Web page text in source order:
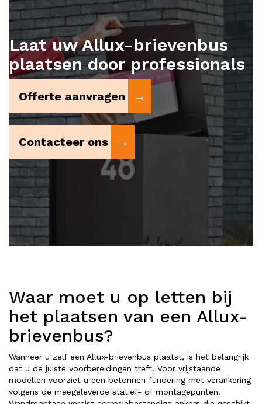
Laat uw Allux-brievenbus
plaatsen door professionals
Offerte aanvragen
Contacteer ons
Waar moet u op letten bij
het plaatsen van een Allux-
brievenbus?
Wanneer u zelf een Allux-brievenbus plaatst, is het belangrijk
dat u de juiste voorbereidingen treft. Voor vrijstaande
modellen voorziet u een betonnen fundering met verankering
volgens de meegeleverde statief- of montagepunten.